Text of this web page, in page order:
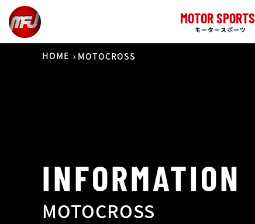
MOTOR SPORTS
モータースポーツ
HOME MOTOCROSS
INFORMATION
MOTOCROSS